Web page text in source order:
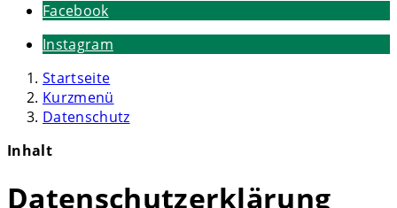
Facebook
Instagram
Startseite
Kurzmenü
Datenschutz
Inhalt
Datenschutzerklärung